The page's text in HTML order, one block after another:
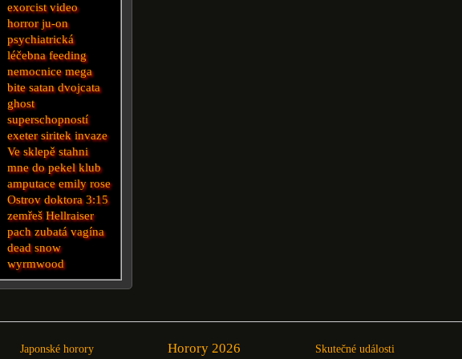
exorcist video
horror ju-on
psychiatrická
léčebna feeding
nemocnice mega
bite satan dvojcata
ghost
superschopností
exeter siritek invaze
Ve sklepě stahni
mne do pekel klub
amputace emily rose
Ostrov doktora 3:15
zemřeš Hellraiser
pach zubatá vagína
dead snow
wyrmwood
Japonské horory Horory 2026 Skutečné události